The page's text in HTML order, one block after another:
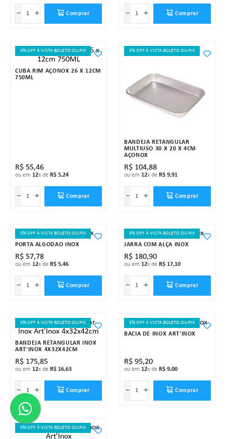
＋
－ Comprar ＋
－ Comprar
5% OFF À VISTA BOLETO OU PIX
CUBA RIM AÇONOX 26 X 12CM
750ML
R$ 55,46
ou em 12x de R$ 5,24
＋
－ Comprar
5% OFF À VISTA BOLETO OU PIX
BANDEJA RETANGULAR
MULTIUSO 30 X 20 X 4CM
AÇONOX
R$ 104,88
ou em 12x de R$ 9,91
＋
－ Comprar
5% OFF À VISTA BOLETO OU PIX
PORTA ALGODÃO INOX
R$ 57,78
ou em 12x de R$ 5,46
＋
－ Comprar
5% OFF À VISTA BOLETO OU PIX
JARRA COM ALÇA INOX
R$ 180,90
ou em 12x de R$ 17,10
＋
－ Comprar
5% OFF À VISTA BOLETO OU PIX
BANDEJA RETANGULAR INOX
ART'INOX 4X32X42CM
R$ 175,85
ou em 12x de R$ 16,63
＋
－ Comprar
5% OFF À VISTA BOLETO OU PIX
BACIA DE INOX ART'INOX
R$ 95,20
ou em 12x de R$ 9,00
＋
－ Comprar
5% OFF À VISTA BOLETO OU PIX